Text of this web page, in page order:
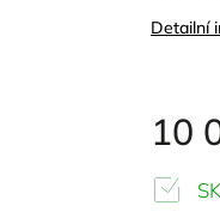
10
Detailní